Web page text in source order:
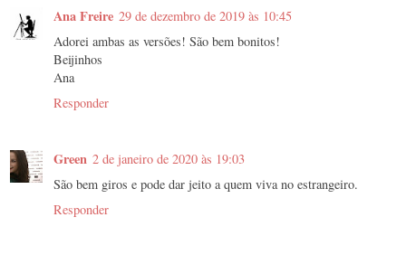
Ana Freire 29 de dezembro de 2019 às 10:45
Adorei ambas as versões! São bem bonitos!
Beijinhos
Ana
Responder
Green 2 de janeiro de 2020 às 19:03
São bem giros e pode dar jeito a quem viva no estrangeiro.
Responder